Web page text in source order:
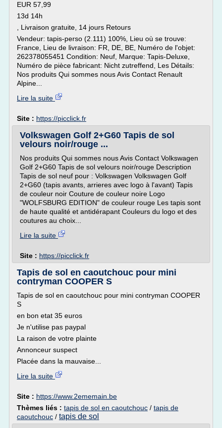
EUR 57,99
13d 14h
, Livraison gratuite, 14 jours Retours
Vendeur: tapis-perso (2.111) 100%, Lieu où se trouve:
France, Lieu de livraison: FR, DE, BE, Numéro de l'objet:
262378055451 Condition: Neuf, Marque: Tapis-Deluxe,
Numéro de pièce fabricant: Nicht zutreffend, Les Détails:
Nos produits Qui sommes nous Avis Contact Renault
Alpine...
Lire la suite
Site : https://picclick.fr
Volkswagen Golf 2+G60 Tapis de sol
velours noir/rouge ...
Nos produits Qui sommes nous Avis Contact Volkswagen
Golf 2+G60 Tapis de sol velours noir/rouge Description
Tapis de sol neuf pour : Volkswagen Volkswagen Golf
2+G60 (tapis avants, arrieres avec logo à l'avant) Tapis
de couleur noir Couture de couleur noire Logo
"WOLFSBURG EDITION" de couleur rouge Les tapis sont
de haute qualité et antidérapant Couleurs du logo et des
coutures au choix...
Lire la suite
Site : https://picclick.fr
Tapis de sol en caoutchouc pour mini
contryman COOPER S
Tapis de sol en caoutchouc pour mini contryman COOPER
S
en bon etat 35 euros
Je n'utilise pas paypal
La raison de votre plainte
Annonceur suspect
Placée dans la mauvaise...
Lire la suite
Site : https://www.2ememain.be
Thèmes liés : tapis de sol en caoutchouc / tapis de
caoutchouc / tapis de sol